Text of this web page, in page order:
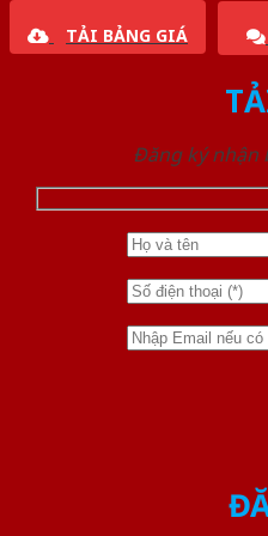
TẢI BẢNG GIÁ
Đăng ký nhận